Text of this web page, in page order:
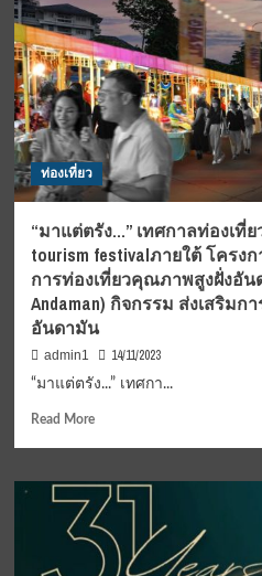
ท่อง
เที่ยว
สร้างสรรค์
Creative
tourism
festival
ณ
ย่าน
เก่า
เมือง
เที่ยง
จังหวัด
ตรัง
ท่องเที่ยว
“มาแต่ตรัง…” เทศกาลท่องเที่
tourism festivalภายใต้ โคร
การท่องเที่ยวคุณภาพสูงฝั่งอัน
Andaman) กิจกรรม ส่งเสริมก
อันดามัน
admin1 14/11/2023
“มาแต่ตรัง...” เทศกา...
Read MoreRead
“มา
แต่
ตรัง…”
เทศกาล
ท่อง